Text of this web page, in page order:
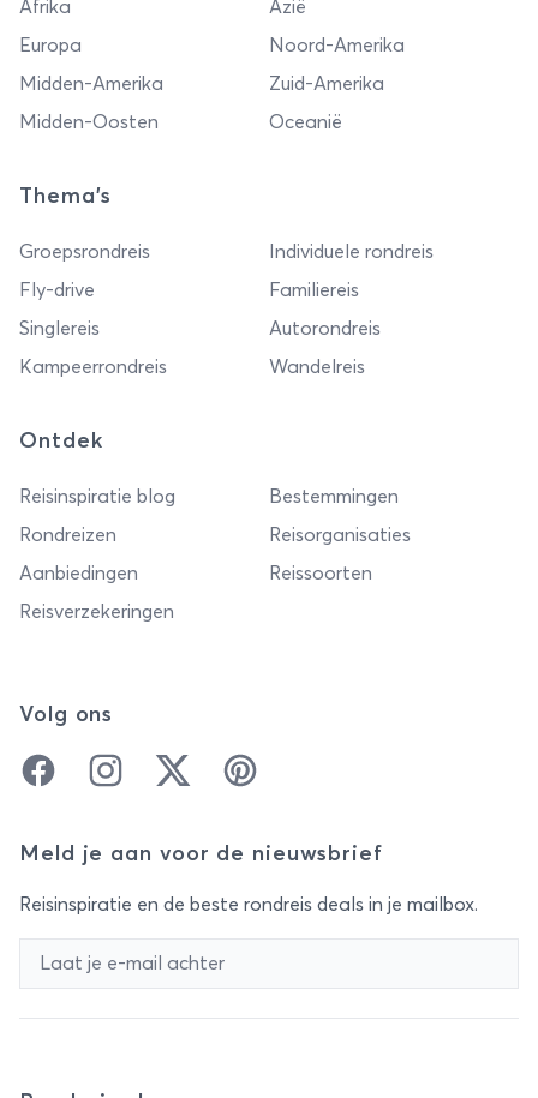
Afrika
Azië
Europa
Noord-Amerika
Midden-Amerika
Zuid-Amerika
Midden-Oosten
Oceanië
Thema's
Groepsrondreis
Individuele rondreis
Fly-drive
Familiereis
Singlereis
Autorondreis
Kampeerrondreis
Wandelreis
Ontdek
Reisinspiratie blog
Bestemmingen
Rondreizen
Reisorganisaties
Aanbiedingen
Reissoorten
Reisverzekeringen
Volg ons
FacebookInstagramTwitter Pinterest
Meld je aan voor de nieuwsbrief
Reisinspiratie en de beste rondreis deals in je mailbox.